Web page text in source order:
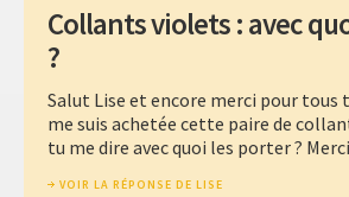
Collants violets : avec
?
Salut Lise et encore merci pour tous
me suis achetée cette paire de
tu me dire avec quoi les porter ?
VOIR LA RÉPONSE DE LISE